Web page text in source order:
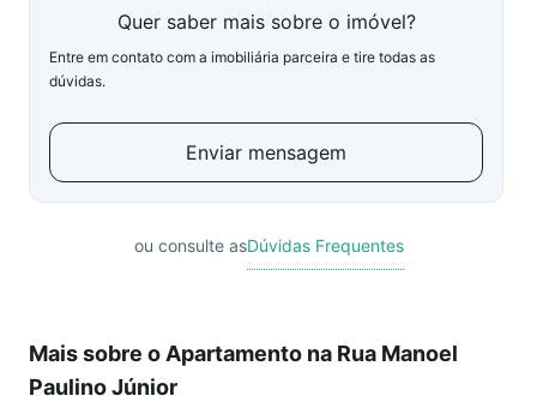
Quer saber mais sobre o imóvel?
Entre em contato com a imobiliária parceira e tire todas as
dúvidas.
Enviar mensagem
ou consulte asDúvidas Frequentes
Mais sobre o Apartamento na Rua Manoel
Paulino Júnior